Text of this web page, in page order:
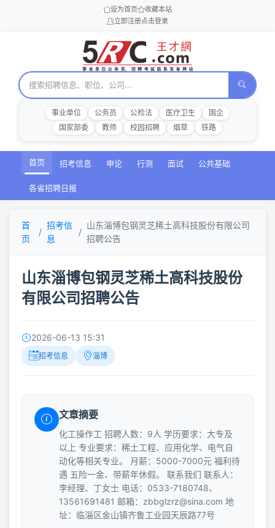
设为首页
收藏本站
立即注册点击登录
事业单位 公务员 公检法 医疗卫生
国企
国家部委
教师 校园招聘 烟草 铁路
首页 招考信息 申论 行测 面试 公共基础
各省招聘日报
首
页
招考信
息
山东淄博包钢灵芝稀土高科技股份有限公司
招聘公告
山东淄博包钢灵芝稀土高科技股份
有限公司招聘公告
2026-06-13 15:31
招考信息 淄博
文章摘要
化工操作工 招聘人数：9人 学历要求：大专及
以上 专业要求：稀土工程、应用化学、电气自
动化等相关专业。 月薪：5000-7000元 福利待
遇 五险一金、带薪年休假。 联系我们 联系人：
李经理、丁女士 电话：0533-7180748、
13561691481 邮箱：zbbglzrz@sina.com 地
址：临淄区金山镇齐鲁工业园天辰路77号